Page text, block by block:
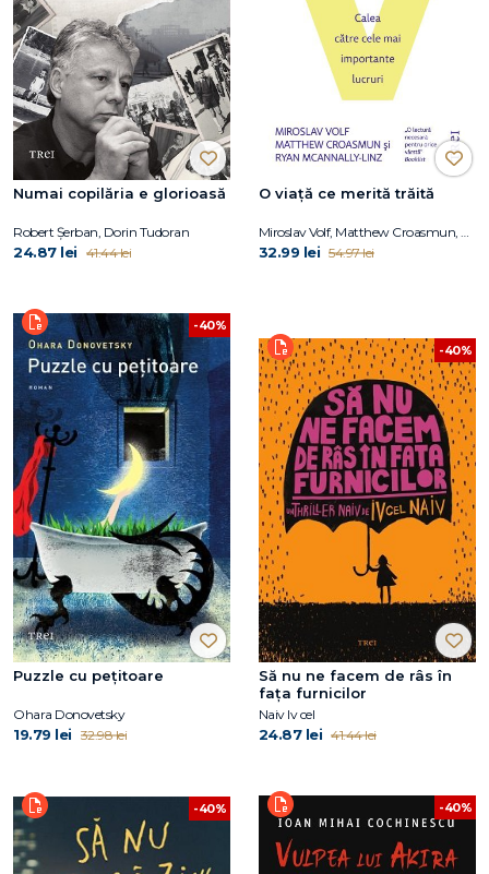
Numai copilăria e glorioasă
Robert Șerban, Dorin Tudoran
24.87 lei 41.44 lei
O viaţă ce merită trăită
32.99 lei 54.97 lei
-40%
Puzzle cu pețitoare
Ohara Donovetsky
19.79 lei 32.98 lei
-40%
Să nu ne facem de râs în
fața furnicilor
Naiv Iv cel
24.87 lei 41.44 lei
-40% -40%